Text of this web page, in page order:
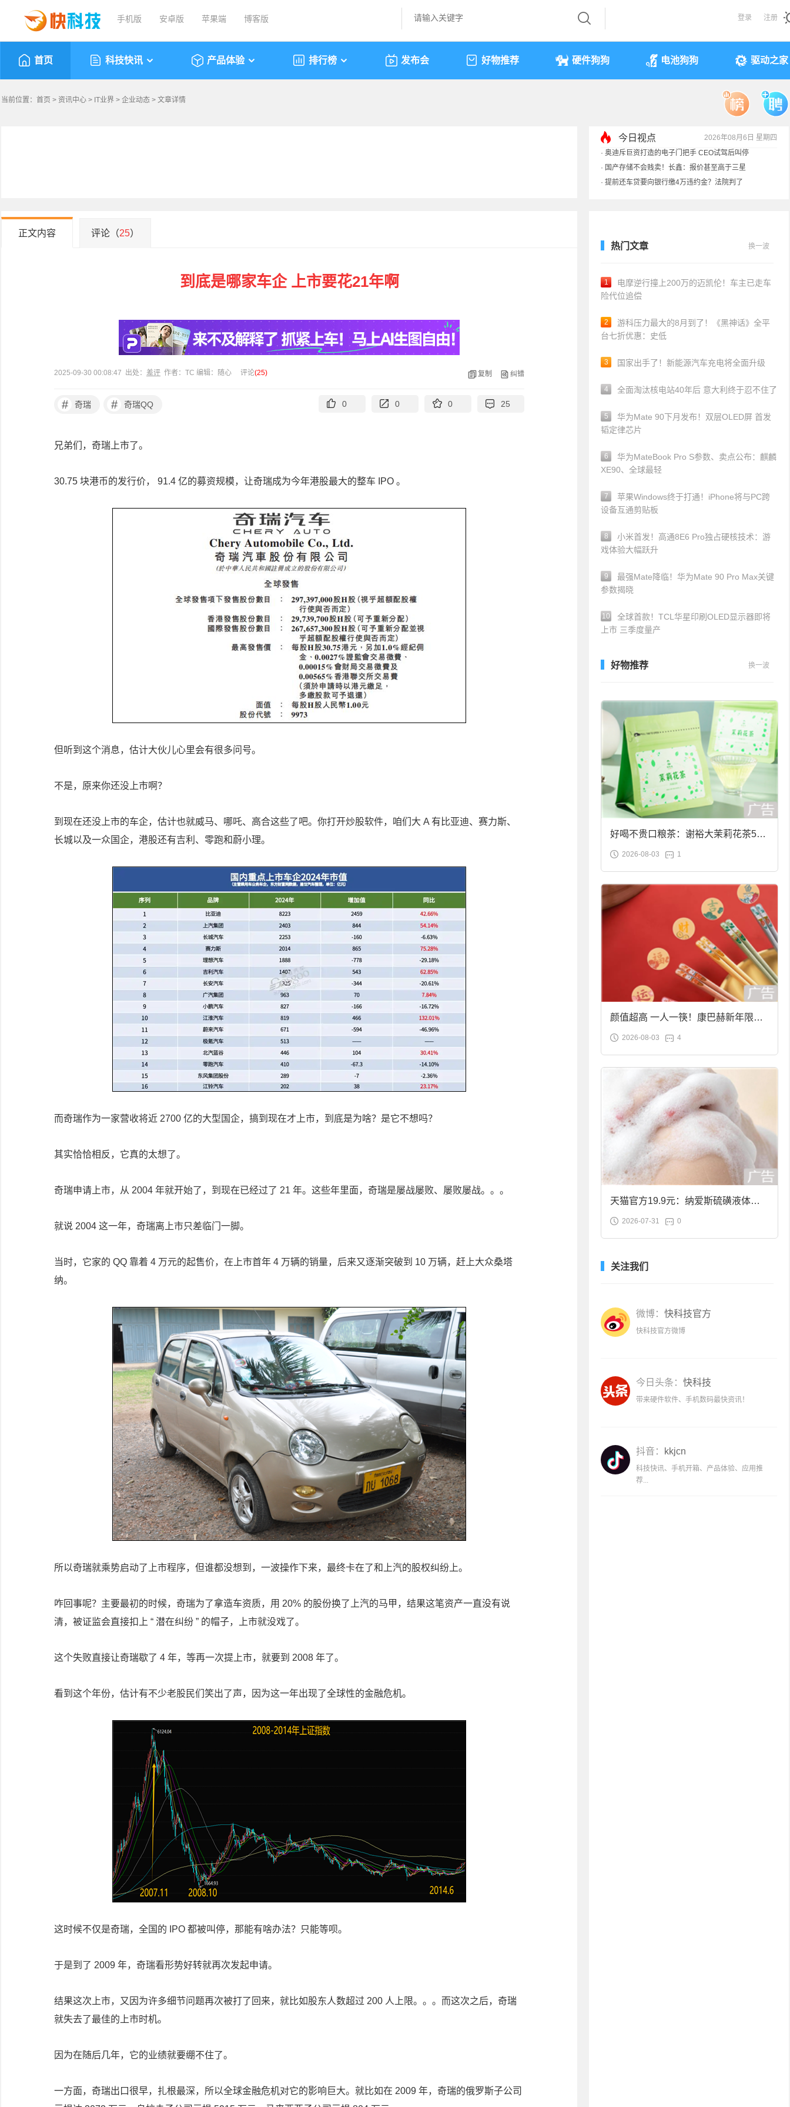
手机版 安卓版 苹果端 博客版 登录 注册
首页 科技快讯 产品体验 排行榜 发布会 好物推荐 硬件狗狗 电池狗狗 驱动之家
当前位置： 首页 > 资讯中心 > IT业界 > 企业动态 > 文章详情
今日视点 2026年08月6日 星期四
· 提前还车贷要向银行缴4万违约金？法院判了
· 余承东回应发布会口误：起售价不是2499
· 奥迪斥巨资打造的电子门把手 CEO试驾后叫停
正文内容 评论（25）
到底是哪家车企 上市要花21年啊
2025-09-30 00:08:47 出处： 差评 作者：TC 编辑：随心 评论(25) 复制 纠错
# 奇瑞 # 奇瑞QQ 0 0 0 25
兄弟们，奇瑞上市了。
30.75 块港币的发行价， 91.4 亿的募资规模，让奇瑞成为今年港股最大的整车 IPO 。
但听到这个消息，估计大伙儿心里会有很多问号。
不是，原来你还没上市啊？
到现在还没上市的车企，估计也就威马、哪吒、高合这些了吧。你打开炒股软件，咱们大 A 有比亚迪、赛力斯、
长城以及一众国企，港股还有吉利、零跑和蔚小理。
而奇瑞作为一家营收将近 2700 亿的大型国企，搞到现在才上市，到底是为啥？是它不想吗？
其实恰恰相反，它真的太想了。
奇瑞申请上市，从 2004 年就开始了，到现在已经过了 21 年。这些年里面，奇瑞是屡战屡败、屡败屡战。。。
就说 2004 这一年，奇瑞离上市只差临门一脚。
当时，它家的 QQ 靠着 4 万元的起售价，在上市首年 4 万辆的销量，后来又逐渐突破到 10 万辆，赶上大众桑塔
纳。
所以奇瑞就乘势启动了上市程序，但谁都没想到，一波操作下来，最终卡在了和上汽的股权纠纷上。
咋回事呢？主要最初的时候，奇瑞为了拿造车资质，用 20% 的股份换了上汽的马甲，结果这笔资产一直没有说
清，被证监会直接扣上 “ 潜在纠纷 ” 的帽子，上市就没戏了。
这个失败直接让奇瑞歇了 4 年，等再一次提上市，就要到 2008 年了。
看到这个年份，估计有不少老股民们笑出了声，因为这一年出现了全球性的金融危机。
这时候不仅是奇瑞，全国的 IPO 都被叫停，那能有啥办法？只能等呗。
于是到了 2009 年，奇瑞看形势好转就再次发起申请。
结果这次上市，又因为许多细节问题再次被打了回来，就比如股东人数超过 200 人上限。。。而这次之后，奇瑞
就失去了最佳的上市时机。
因为在随后几年，它的业绩就要绷不住了。
一方面，奇瑞出口很早，扎根最深，所以全球金融危机对它的影响巨大。就比如在 2009 年，奇瑞的俄罗斯子公司
热门文章 换一波
1
电摩逆行撞上200万的迈凯伦！车主已走车
险代位追偿
2
游科压力最大的8月到了！《黑神话》全平
台七折优惠：史低
3 国家出手了！新能源汽车充电将全面升级
4 全面淘汰核电站40年后 意大利终于忍不住了
5
华为Mate 90下月发布！双层OLED屏 首发
韬定律芯片
6
华为MateBook Pro S参数、卖点公布：麒麟
XE90、全球最轻
7
苹果Windows终于打通！iPhone将与PC跨
设备互通剪贴板
8
小米首发！高通8E6 Pro独占硬核技术：游
戏体验大幅跃升
9
最强Mate降临！华为Mate 90 Pro Max关键
参数揭晓
10
全球首款！TCL华星印刷OLED显示器即将
上市 三季度量产
好物推荐 换一波
好喝不贵口粮茶：谢裕大茉莉花茶50g
袋装9.9元到手
2026-08-03 1
颜值超高 一人一筷！康巴赫新年限定
合金筷子大促：19.9元
2026-08-03 4
天猫官方19.9元：纳爱斯硫磺液体香
皂2斤大促
2026-07-31 0
关注我们
微博： 快科技官方
快科技官方微博
今日头条： 快科技
带来硬件软件、手机数码最快资讯！
抖音： kkjcn
科技快讯、手机开箱、产品体验、应用推
荐...